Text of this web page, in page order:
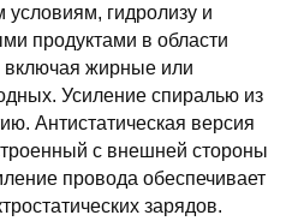
гидролизу и
продуктами в области
включая жирные или
Усиление спиралью из
Антистатическая версия
с внешней стороны
провода обеспечивает
зарядов.